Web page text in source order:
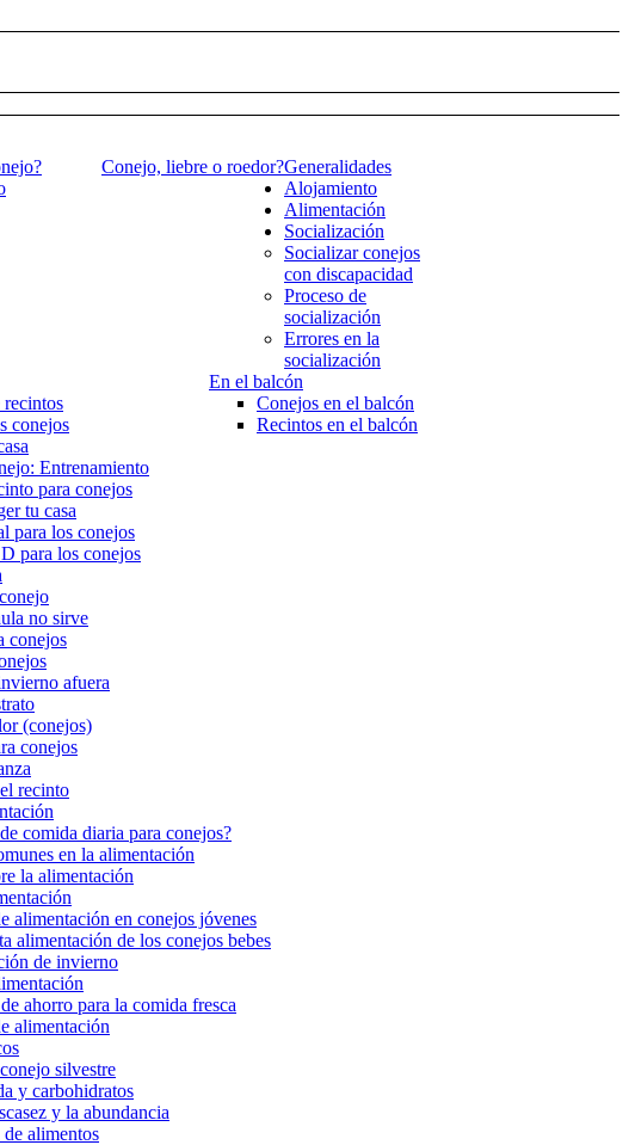
Generalidades
Conejo, liebre o roedor?
Alojamiento
conejos
Entrenamiento
para conejos
tu casa
para los conejos
para los conejos
En el balcón
Conejos en el balcón
Recintos en el balcón
no sirve
conejos
afuera
(conejos)
conejos
recinto
Alimentación
comida diaria para conejos?
en la alimentación
la alimentación
alimentación en conejos jóvenes
alimentación de los conejos bebes
de invierno
ahorro para la comida fresca
alimentación
silvestre
y carbohidratos
y la abundancia
de alimentos
Socialización
Socializar conejos
con discapacidad
Proceso de
socialización
Errores en la
socialización